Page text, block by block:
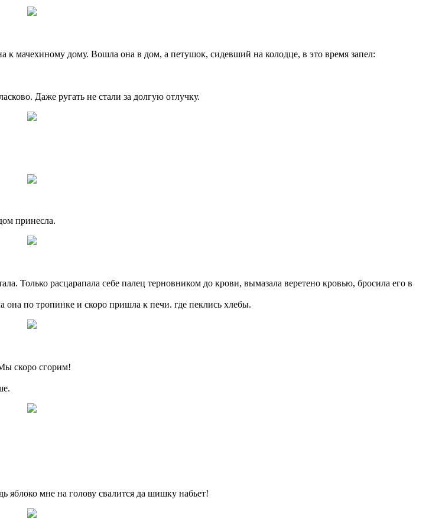
к мачехиному дому. Вошла она в дом, а петушок, сидевший на колодце, в это время запел:
Даже ругать не стали за долгую отлучку.
принесла.
Только расцарапала себе палец терновником до крови, вымазала веретено кровью, бросила его в
по тропинке и скоро пришла к печи. где пеклись хлебы.
скоро сгорим!
яблоко мне на голову свалится да шишку набьет!